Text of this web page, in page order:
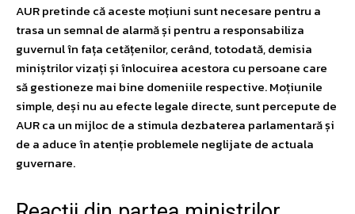
AUR pretinde că aceste moțiuni sunt necesare pentru a
trasa un semnal de alarmă și pentru a responsabiliza
guvernul în fața cetățenilor, cerând, totodată, demisia
miniștrilor vizați și înlocuirea acestora cu persoane care
să gestioneze mai bine domeniile respective. Moțiunile
simple, deși nu au efecte legale directe, sunt percepute de
AUR ca un mijloc de a stimula dezbaterea parlamentară și
de a aduce în atenție problemele neglijate de actuala
guvernare.